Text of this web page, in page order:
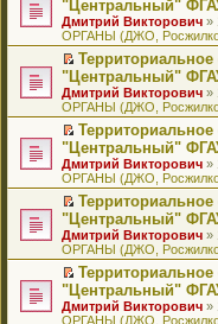
и
ю
щ
е
н
и
ю
у
с
о
о
б
щ
е
н
и
ю
н
н
о
м
с
о
о
б
щ
е
н
и
ю
и
т
а
н
н
о
м
у
с
о
о
б
щ
е
н
и
ю
е
п
р
о
ч
и
т
а
н
н
о
м
у
с
о
о
б
щ
е
н
и
ю
в
о
м
у
н
е
п
р
о
ч
и
т
а
н
н
о
м
у
с
о
о
б
и
к
п
е
р
в
о
м
у
н
е
п
р
о
ч
и
т
а
н
н
о
м
е
р
е
й
т
и
к
п
е
р
в
о
м
у
н
е
п
р
о
ч
и
т
"Центральный"
Дмитрий Викторович »
ОРГАНЫ (ДЖО,
П
е
р
е
й
т
и
к
п
е
р
в
о
м
у
н
е
п
"Центральный"
Дмитрий Викторович »
ОРГАНЫ (ДЖО,
П
е
р
е
й
т
и
к
п
е
р
в
о
"Центральный"
Дмитрий Викторович »
ОРГАНЫ (ДЖО,
П
е
р
е
й
т
и
к
"Центральный"
Дмитрий Викторович »
ОРГАНЫ (ДЖО,
П
е
р
"Центральный"
Дмитрий Викторович »
ОРГАНЫ (ДЖО,